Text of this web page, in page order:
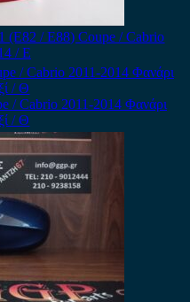
(E82 / E88) Coupe / Cabrio
/ Ε
/ Cabrio 2011-2014 Φανάρι
/ Θ